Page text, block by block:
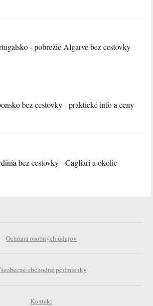
- pobrežie Algarve bez cestovky
bez cestovky - praktické info a ceny
bez cestovky - Cagliari a okolie
Ochrana osobných údajov
obchodné podmienky
Kontakt